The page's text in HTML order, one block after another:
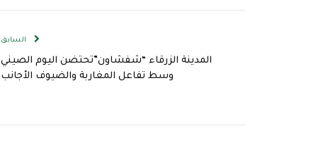
السابق
المدينة الزرقاء “شفشاون”تحتضن اليوم الصيني
وسط تفاعل المغاربة والضيوف الأجانب